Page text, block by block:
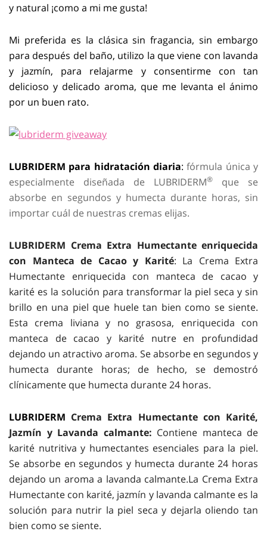
y natural ¡como a mi me gusta!
Mi preferida es la clásica sin fragancia, sin embargo
para después del baño, utilizo la que viene con lavanda
y jazmín, para relajarme y consentirme con tan
delicioso y delicado aroma, que me levanta el ánimo
por un buen rato.
LUBRIDERM para hidratación diaria:fórmula única y
especialmente diseñada de LUBRIDERM®
que se
absorbe en segundos y humecta durante horas, sin
importar cuál de nuestras cremas elijas.
LUBRIDERM Crema Extra Humectante enriquecida
con Manteca de Cacao y Karité: La Crema Extra
Humectante enriquecida con manteca de cacao y
karité es la solución para transformar la piel seca y sin
brillo en una piel que huele tan bien como se siente.
Esta crema liviana y no grasosa, enriquecida con
manteca de cacao y karité nutre en profundidad
dejando un atractivo aroma. Se absorbe en segundos y
humecta durante horas; de hecho, se demostró
clínicamente que humecta durante 24 horas.
LUBRIDERM Crema Extra Humectante con Karité,
Jazmín y Lavanda calmante: Contiene manteca de
karité nutritiva y humectantes esenciales para la piel.
Se absorbe en segundos y humecta durante 24 horas
dejando un aroma a lavanda calmante.La Crema Extra
Humectante con karité, jazmín y lavanda calmante es la
solución para nutrir la piel seca y dejarla oliendo tan
bien como se siente.